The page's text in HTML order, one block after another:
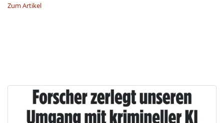
Zum Artikel